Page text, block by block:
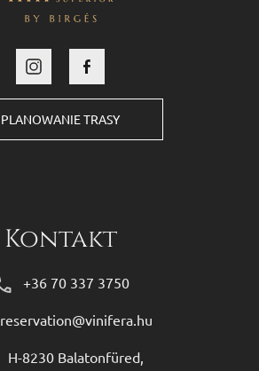
PLANOWANIE TRASY
Kontakt
+36 70 337 3750
reservation@vinifera.hu
H-8230 Balatonfüred,